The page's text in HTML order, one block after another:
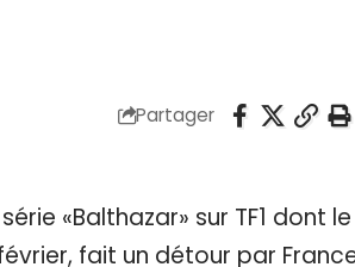
Partager
«Balthazar» sur TF1 dont
fait un détour par France